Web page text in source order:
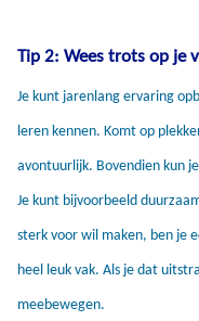
Tip 2: Wees trots op je
Je kunt jarenlang ervaring
leren kennen. Komt op
avontuurlijk. Bovendien kun
Je kunt bijvoorbeeld
sterk voor wil maken, ben je
heel leuk vak. Als je dat
meebewegen.